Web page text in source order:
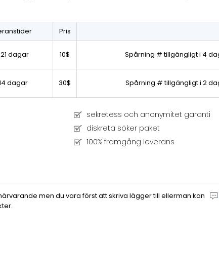
Pris
dagar 10$ Spårning # tillgängligt i 4
dagar 30$ Spårning # tillgängligt i 2
sekretess och anonymitet garanti
diskreta söker paket
100% framgång leverans
men du vara först att skriva lägger till ellerman kan